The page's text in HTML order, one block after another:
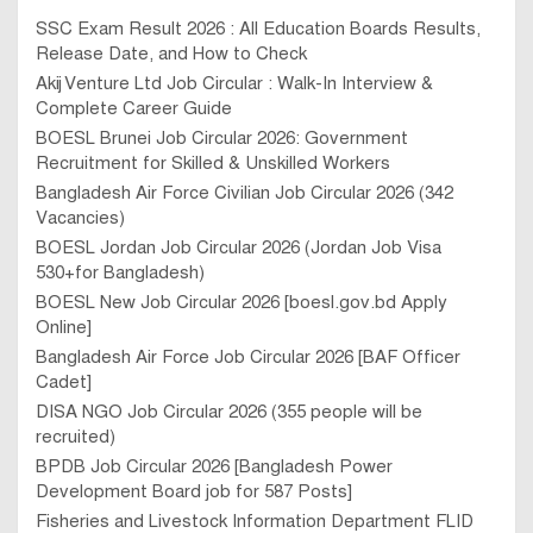
SSC Exam Result 2026 : All Education Boards Results,
Release Date, and How to Check
Akij Venture Ltd Job Circular : Walk-In Interview &
Complete Career Guide
BOESL Brunei Job Circular 2026: Government
Recruitment for Skilled & Unskilled Workers
Bangladesh Air Force Civilian Job Circular 2026 (342
Vacancies)
BOESL Jordan Job Circular 2026 (Jordan Job Visa
530+for Bangladesh)
BOESL New Job Circular 2026 [boesl.gov.bd Apply
Online]
Bangladesh Air Force Job Circular 2026 [BAF Officer
Cadet]
DISA NGO Job Circular 2026 (355 people will be
recruited)
BPDB Job Circular 2026 [Bangladesh Power
Development Board job for 587 Posts]
Fisheries and Livestock Information Department FLID